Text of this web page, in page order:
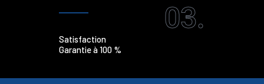
03.
Satisfaction
Garantie à 100 %